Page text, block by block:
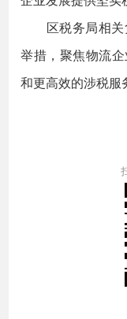
区税务局相关
举措，聚焦物流
和更高效的涉税服